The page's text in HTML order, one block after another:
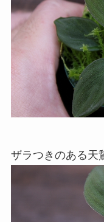
ザラつきのある天